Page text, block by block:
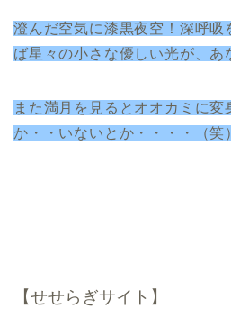
澄んだ空気に漆黒夜空！深呼吸
ば星々の小さな優しい光が、あ
また満月を見るとオオカミに変
か・・いないとか・・・・（笑
【せせらぎサイト】